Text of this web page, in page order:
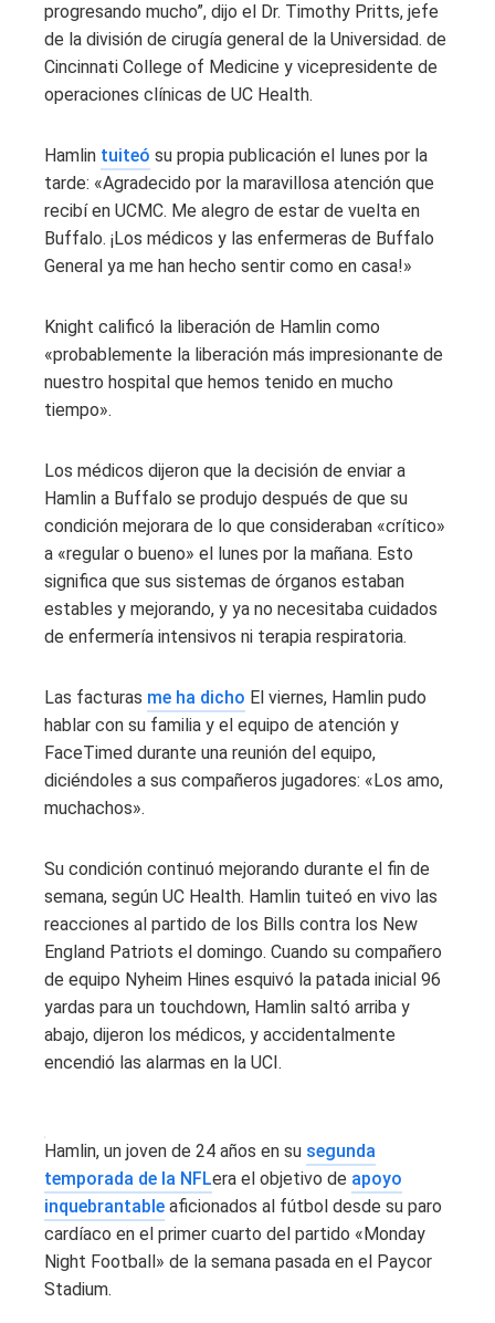
progresando mucho”, dijo el Dr. Timothy Pritts, jefe
de la división de cirugía general de la Universidad. de
Cincinnati College of Medicine y vicepresidente de
operaciones clínicas de UC Health.
Hamlin tuiteó su propia publicación el lunes por la
tarde: «Agradecido por la maravillosa atención que
recibí en UCMC. Me alegro de estar de vuelta en
Buffalo. ¡Los médicos y las enfermeras de Buffalo
General ya me han hecho sentir como en casa!»
Knight calificó la liberación de Hamlin como
«probablemente la liberación más impresionante de
nuestro hospital que hemos tenido en mucho
tiempo».
Los médicos dijeron que la decisión de enviar a
Hamlin a Buffalo se produjo después de que su
condición mejorara de lo que consideraban «crítico»
a «regular o bueno» el lunes por la mañana. Esto
significa que sus sistemas de órganos estaban
estables y mejorando, y ya no necesitaba cuidados
de enfermería intensivos ni terapia respiratoria.
Las facturas me ha dicho El viernes, Hamlin pudo
hablar con su familia y el equipo de atención y
FaceTimed durante una reunión del equipo,
diciéndoles a sus compañeros jugadores: «Los amo,
muchachos».
Su condición continuó mejorando durante el fin de
semana, según UC Health. Hamlin tuiteó en vivo las
reacciones al partido de los Bills contra los New
England Patriots el domingo. Cuando su compañero
de equipo Nyheim Hines esquivó la patada inicial 96
yardas para un touchdown, Hamlin saltó arriba y
abajo, dijeron los médicos, y accidentalmente
encendió las alarmas en la UCI.
Hamlin, un joven de 24 años en su segunda
temporada de la NFLera el objetivo de apoyo
inquebrantable aficionados al fútbol desde su paro
cardíaco en el primer cuarto del partido «Monday
Night Football» de la semana pasada en el Paycor
Stadium.